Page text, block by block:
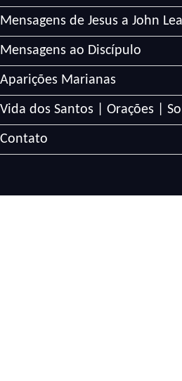
Mensagens de Jesus a John
Mensagens ao Discípulo
Aparições Marianas
Vida dos Santos | Orações |
Contato